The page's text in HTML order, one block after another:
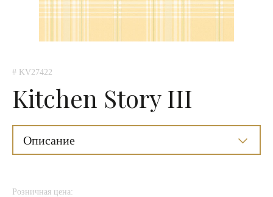
# KV27422
Kitchen Story III
Описание
Розничная цена: